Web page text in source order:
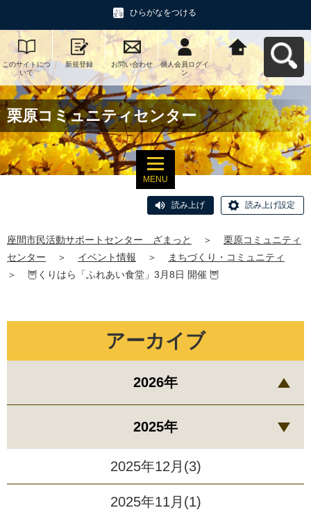
ひらがなをつける
このサイトにつ
いて
新規登録 お問い合わせ
個人会員ログイ
ン
座間市民活動サ
ポートセンタ
ー ざまっとへ
戻る
栗原コミュニティセンター
MENU
読み上げ 読み上げ設定
座間市民活動サポートセンター ざまっと ＞
栗原コミュニティ
センター
＞ イベント情報 ＞
まちづくり・コミュニティ
＞
🦉くりはら「ふれあい食堂」3月8日 開催 🦉
アーカイブ
2026年
2025年
2025年12月(3)
2025年11月(1)